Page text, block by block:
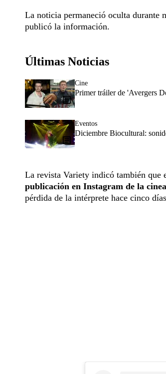
La noticia permaneció oculta durante
publicó la información.
Últimas Noticias
Cine
Primer tráiler de 'Avergers
Eventos
Diciembre Biocultural:
La revista Variety indicó también que
publicación en Instagram de la
pérdida de la intérprete hace cinco